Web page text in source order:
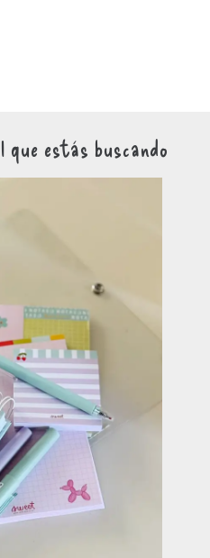
estás buscando